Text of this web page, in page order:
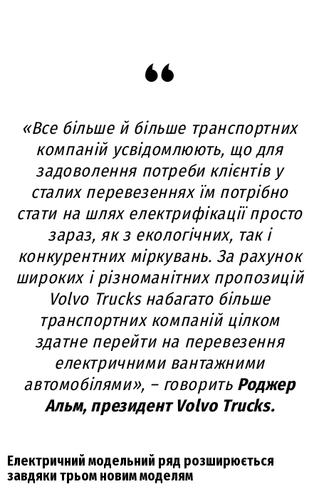
«Все більше й більше транспортних
компаній усвідомлюють, що для
задоволення потреби клієнтів у
сталих перевезеннях їм потрібно
стати на шлях електрифікації просто
зараз, як з екологічних, так і
конкурентних міркувань. За рахунок
широких і різноманітних пропозицій
Volvo Trucks набагато більше
транспортних компаній цілком
здатне перейти на перевезення
електричними вантажними
автомобілями», – говорить Роджер
Альм, президент Volvo Trucks.
Електричний модельний ряд розширюється
завдяки трьом новим моделям